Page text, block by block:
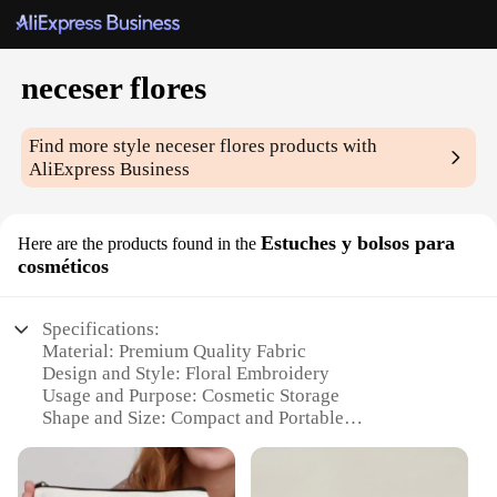
neceser flores
Find more styleneceser flores products with
AliExpress Business
Here are the products found in the Estuches y bolsos para
cosméticos
Specifications:
Material: Premium Quality Fabric
Design and Style: Floral Embroidery
Usage and Purpose: Cosmetic Storage
Shape and Size: Compact and Portable
Parts and Accessories: Includes a Mirror and
Compartments